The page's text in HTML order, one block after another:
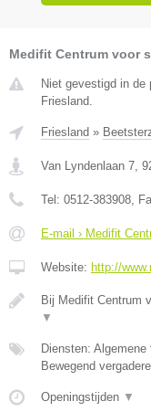
Medifit Centrum voor
Niet gevestigd in de
Friesland.
Friesland »
Van Lyndenlaan 7
Tel: 0512-383908 ,
E-mail › Medifit
Website: http://
Bij Medifit Centrum
▼
Diensten:
Bewegend
Openingstijden ▼